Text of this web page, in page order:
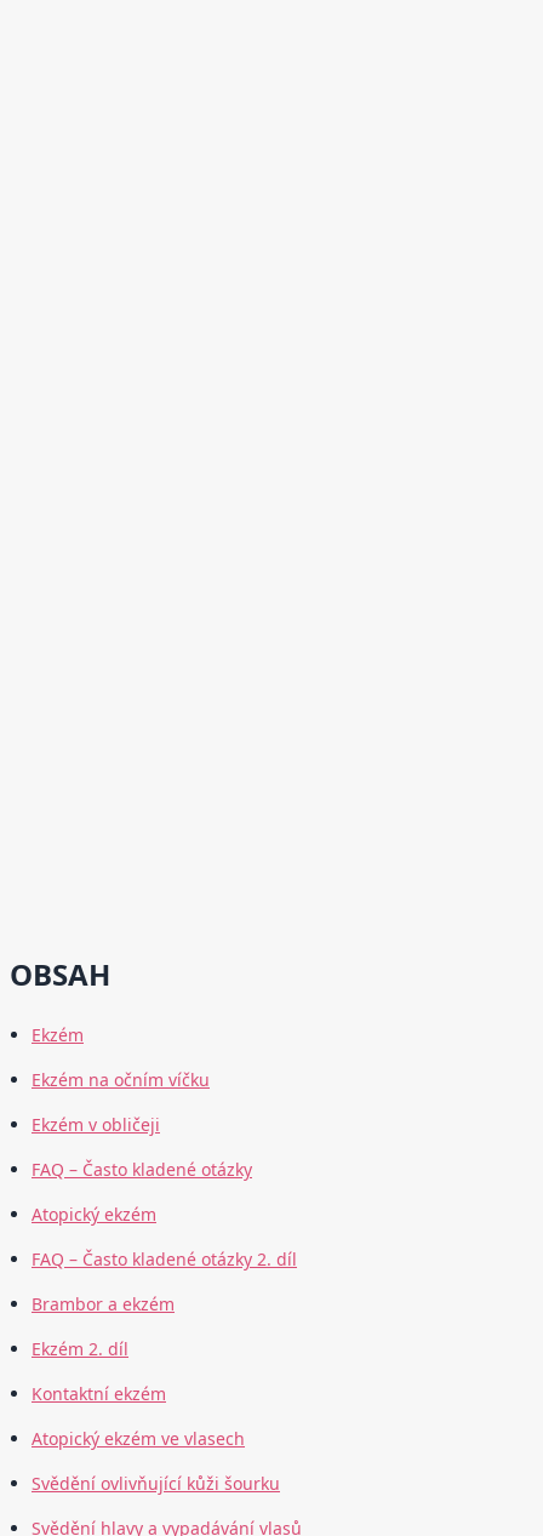
OBSAH
Ekzém
Ekzém na očním víčku
Ekzém v obličeji
FAQ – Často kladené otázky
Atopický ekzém
FAQ – Často kladené otázky 2. díl
Brambor a ekzém
Ekzém 2. díl
Kontaktní ekzém
Atopický ekzém ve vlasech
Svědění ovlivňující kůži šourku
Svědění hlavy a vypadávání vlasů